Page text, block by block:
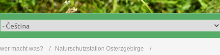
t
e
n
wer macht was?
Naturschutzstation Osterzgebirge